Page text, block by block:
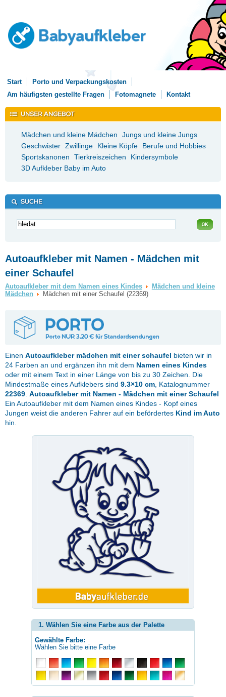
Start
Porto und Verpackungskosten
Am häufigsten gestellte Fragen
Fotomagnete Kontakt
Mädchen und kleine Mädchen
Jungs und kleine Jungs
Geschwister Zwillinge Kleine Köpfe
Berufe und Hobbies
Sportskanonen
Tierkreiszeichen
Kindersymbole
3D Aufkleber Baby im Auto
Autoaufkleber mit Namen - Mädchen mit
einer Schaufel
Autoaufkleber mit dem Namen eines Kindes
Mädchen und kleine
Mädchen
Mädchen mit einer Schaufel (22369)
Einen Autoaufkleber mädchen mit einer schaufel bieten wir in
24 Farben an und ergänzen ihn mit dem Namen eines Kindes
oder mit einem Text in einer Länge von bis zu 30 Zeichen. Die
Mindestmaße eines Aufklebers sind 9.3×10 cm , Katalognummer
22369 Autoaufkleber mit Namen - Mädchen mit einer Schaufel
Ein Autoaufkleber mit dem Namen eines Kindes - Kopf eines
Jungen weist die anderen Fahrer auf ein befördertes Kind im Auto
hin.
1. Wählen Sie eine Farbe aus der Palette
Gewählte Farbe:
Wählen Sie bitte eine Farbe